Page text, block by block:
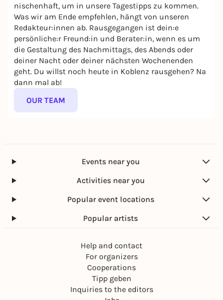
nischenhaft, um in unsere Tagestipps zu kommen.
Was wir am Ende empfehlen, hängt von unseren
Redakteur:innen ab. Rausgegangen ist dein:e
persönliche:r Freund:in und Berater:in, wenn es um
die Gestaltung des Nachmittags, des Abends oder
deiner Nacht oder deiner nächsten Wochenenden
geht. Du willst noch heute in Koblenz rausgehen? Na
dann mal ab!
OUR TEAM
Events near you
Activities near you
Popular event locations
Popular artists
Help and contact
For organizers
Cooperations
Tipp geben
Inquiries to the editors